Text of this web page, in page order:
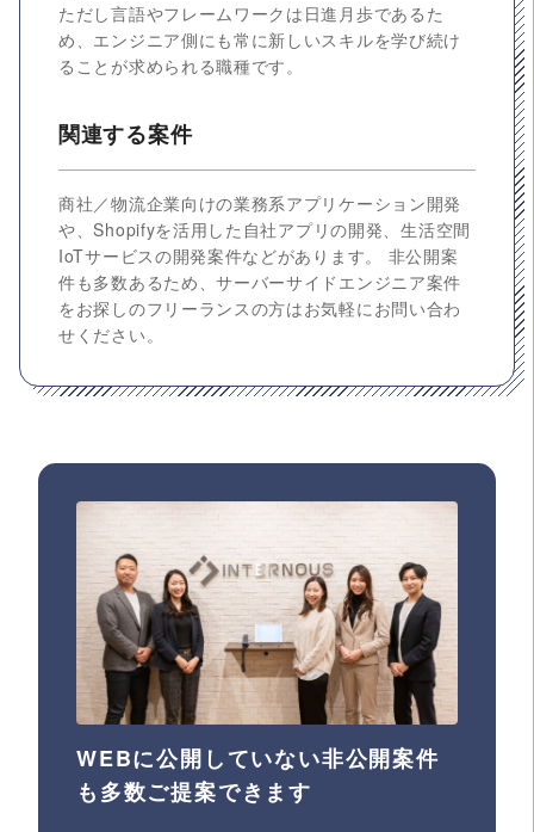
ただし言語やフレームワークは日進月歩であるた
め、エンジニア側にも常に新しいスキルを学び続け
ることが求められる職種です。
関連する案件
商社／物流企業向けの業務系アプリケーション開発
や、Shopifyを活用した自社アプリの開発、生活空間
IoTサービスの開発案件などがあります。 非公開案
件も多数あるため、サーバーサイドエンジニア案件
をお探しのフリーランスの方はお気軽にお問い合わ
せください。
WEBに公開していない非公開案件
も多数ご提案できます